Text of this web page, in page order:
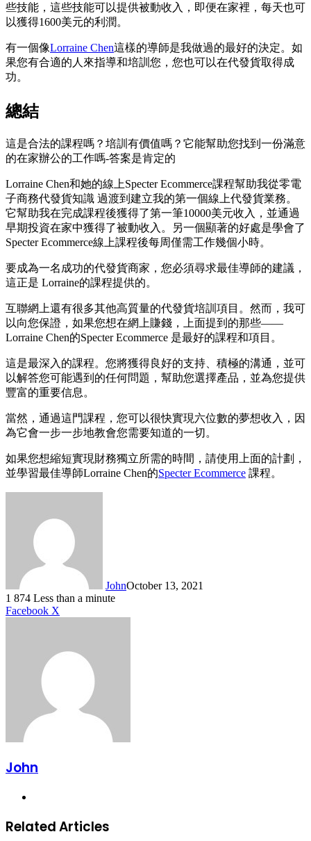
些技能，這些技能可以提供被動收入，即便在家裡，每天也可
以獲得1600美元的利潤。
有一個像Lorraine Chen這樣的導師是我做過的最好的決定。如
果您有合適的人來指導和培訓您，您也可以在代發貨取得成
功。
總結
這是合法的課程嗎？培訓有價值嗎？它能幫助您找到一份滿意
的在家辦公的工作嗎-答案是肯定的
Lorraine Chen和她的線上Specter Ecommerce課程幫助我從零電
子商務代發貨知識 過渡到建立我的第一個線上代發貨業務。
它幫助我在完成課程後獲得了第一筆10000美元收入，並通過
早期投資在家中獲得了被動收入。另一個顯著的好處是學會了
Specter Ecommerce線上課程後每周僅需工作幾個小時。
要成為一名成功的代發貨商家，您必須尋求最佳導師的建議，
這正是 Lorraine的課程提供的。
互聯網上還有很多其他高質量的代發貨培訓項目。然而，我可
以向您保證，如果您想在網上賺錢，上面提到的那些——
Lorraine Chen的Specter Ecommerce 是最好的課程和項目。
這是最深入的課程。您將獲得良好的支持、積極的溝通，並可
以解答您可能遇到的任何問題，幫助您選擇產品，並為您提供
豐富的重要信息。
當然，通過這門課程，您可以很快實現六位數的夢想收入，因
為它會一步一步地教會您需要知道的一切。
如果您想縮短實現財務獨立所需的時間，請使用上面的計劃，
並學習最佳導師Lorraine Chen的Specter Ecommerce 課程。
JohnOctober 13, 2021
1 874 Less than a minute
Facebook X
John
Related Articles